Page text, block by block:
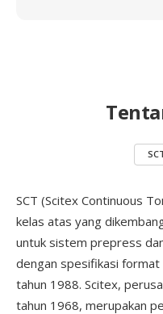
SCT (Scitex Continuous
kelas atas yang
untuk sistem prepress
dengan spesifikasi format
tahun 1988. Scitex,
tahun 1968, merupakan